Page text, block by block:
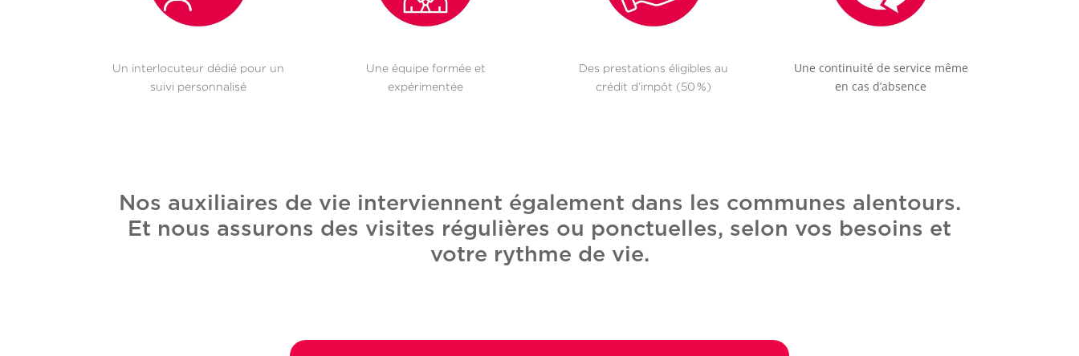
Un interlocuteur dédié pour un
suivi personnalisé
Une équipe formée et
expérimentée
Des prestations éligibles au
crédit d’impôt (50 %)
Une continuité de service même
en cas d’absence
Nos auxiliaires de vie interviennent également dans les communes alentours.
Et nous assurons des visites régulières ou ponctuelles, selon vos besoins et
votre rythme de vie.